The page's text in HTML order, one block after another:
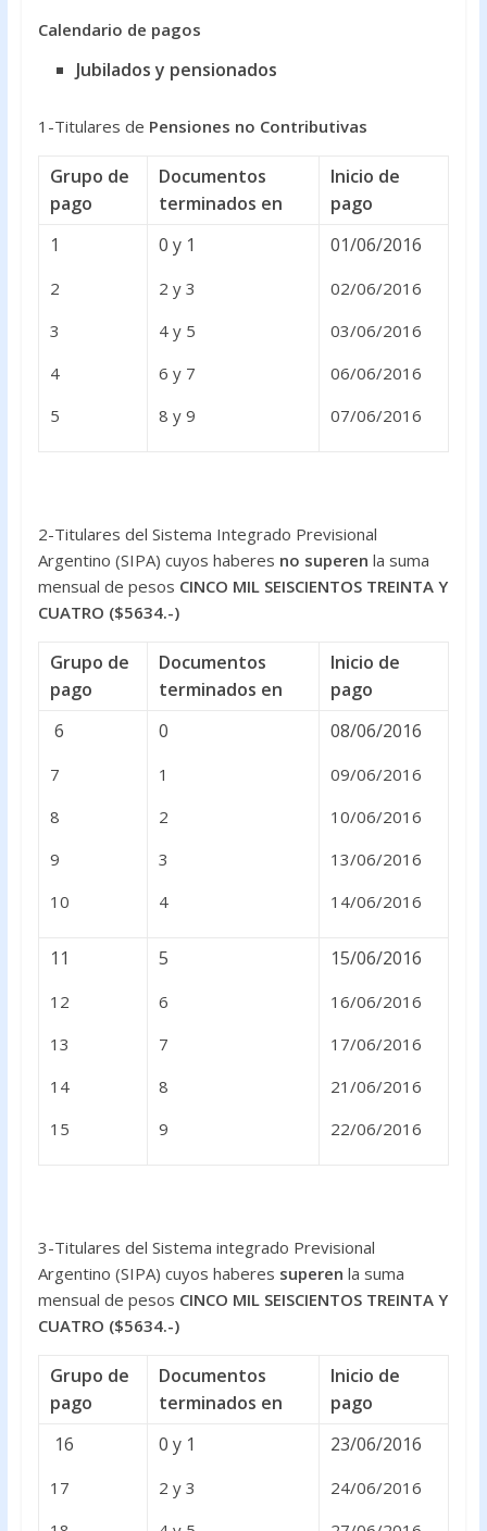
Calendario de pagos
Jubilados y pensionados
1-Titulares de Pensiones no Contributivas
Grupo de
pago
Documentos
terminados en
Inicio de
pago
1
2
3
4
5
0 y 1
2 y 3
4 y 5
6 y 7
8 y 9
01/06/2016
02/06/2016
03/06/2016
06/06/2016
07/06/2016
2-Titulares del Sistema Integrado Previsional
Argentino (SIPA) cuyos haberes no superen la suma
mensual de pesos CINCO MIL SEISCIENTOS TREINTA Y
CUATRO ($5634.-)
Grupo de
pago
Documentos
terminados en
Inicio de
pago
6
7
8
9
10
0
1
2
3
4
08/06/2016
09/06/2016
10/06/2016
13/06/2016
14/06/2016
11
12
13
14
15
5
6
7
8
9
15/06/2016
16/06/2016
17/06/2016
21/06/2016
22/06/2016
3-Titulares del Sistema integrado Previsional
Argentino (SIPA) cuyos haberes superen la suma
mensual de pesos CINCO MIL SEISCIENTOS TREINTA Y
CUATRO ($5634.-)
Grupo de
pago
Documentos
terminados en
Inicio de
pago
16
17
0 y 1
2 y 3
23/06/2016
24/06/2016